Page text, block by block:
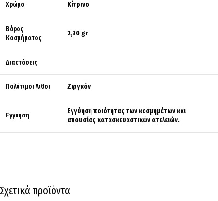
Χρώμα Κίτρινο
Βάρος
Κοσμήματος
2,30 gr
Διαστάσεις
Πολύτιμοι Λιθοι Ζιργκόν
Εγγύηση
Εγγύηση ποιότητας των κοσμημάτων και
απουσίας κατασκευαστικών ατελειών.
Σχετικά προϊόντα